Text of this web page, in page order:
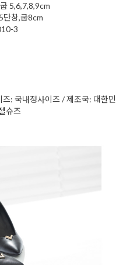
5,6,7,8,9cm
단창,굽8cm
3
: 국내정사이즈 / 제조국: 대한민
슈즈